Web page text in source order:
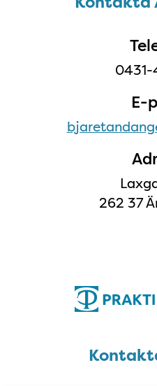
0431-
E-
262 37
Kontakta Förslöv